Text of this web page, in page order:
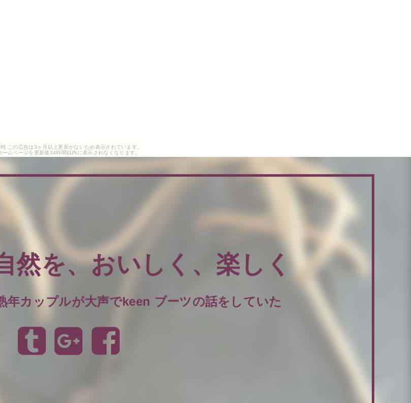
この広告は3ヶ月以上更新がないため表示されています。
ームページを更新後24時間以内に表示されなくなります。
然を、おいしく、楽しく
年カップルが大声でkeen ブーツの話をしていた